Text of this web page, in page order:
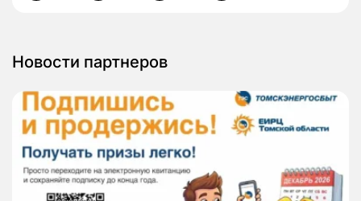
Новости партнеров